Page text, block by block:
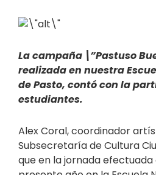
La campaña \”Pastuso
realizada en nuestra
de Pasto, contó con la
estudiantes.
Alex Coral, coordinador
Subsecretaría de Cultura
que en la jornada efectuada